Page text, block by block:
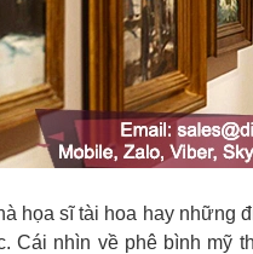
họa sĩ tài hoa hay những
Cái nhìn về phê bình mỹ